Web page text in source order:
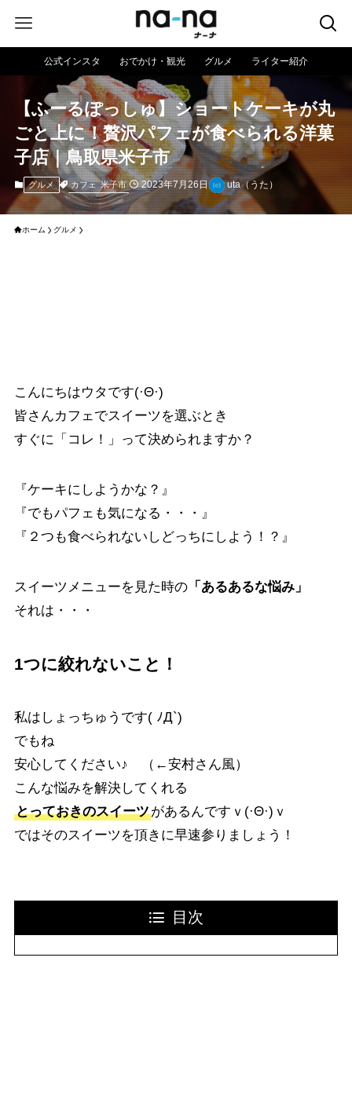
公式インスタ おでかけ・観光 グルメ ライター紹介
【ふーるぽっしゅ】ショートケーキが丸
ごと上に！贅沢パフェが食べられる洋菓
子店｜鳥取県米子市
グルメ カフェ 米子市 2023年7月26日 uta（うた）
ホーム グルメ
こんにちはウタです(·Θ·)
皆さんカフェでスイーツを選ぶとき
すぐに「コレ！」って決められますか？
『ケーキにしようかな？』
『でもパフェも気になる・・・』
『２つも食べられないしどっちにしよう！？』
スイーツメニューを見た時の「あるあるな悩み」
それは・・・
1つに絞れないこと！
私はしょっちゅうです( ﾉД`)
でもね
安心してください♪ （←安村さん風）
こんな悩みを解決してくれる
とっておきのスイーツがあるんですｖ(·Θ·)ｖ
ではそのスイーツを頂きに早速参りましょう！
目次